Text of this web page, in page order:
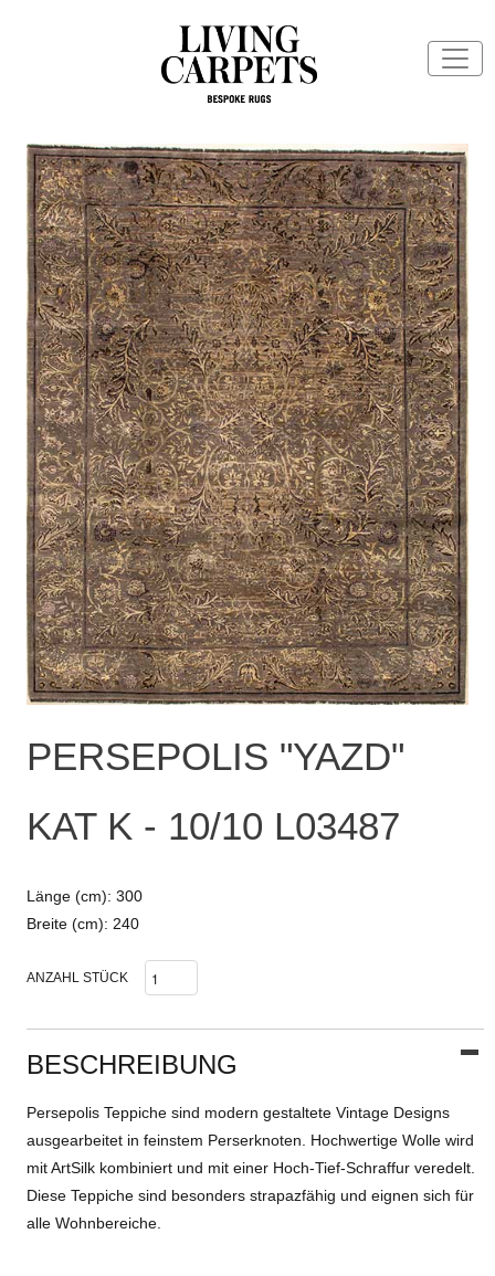
PERSEPOLIS "YAZD"
KAT K - 10/10 L03487
Länge (cm): 300
Breite (cm): 240
ANZAHL STÜCK
BESCHREIBUNG
Persepolis Teppiche sind modern gestaltete Vintage Designs
ausgearbeitet in feinstem Perserknoten. Hochwertige Wolle wird
mit ArtSilk kombiniert und mit einer Hoch-Tief-Schraffur veredelt.
Diese Teppiche sind besonders strapazfähig und eignen sich für
alle Wohnbereiche.